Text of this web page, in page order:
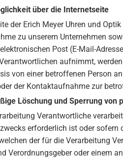
über die Internetseite
der Erich Meyer Uhren und
zu unserem Unternehmen
Post (E-Mail-
aufnimmt,
von einer betroffenen Person
der Kontaktaufnahme zur
Löschung und Sperrung von
Verantwortliche
erforderlich ist oder sofern
der für die Verarbeitung
Verordnungsgeber oder einem